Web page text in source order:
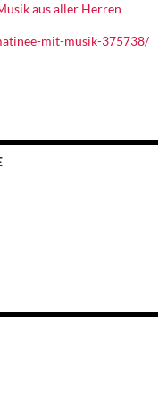
aus aller Herren
mit-musik-375738/